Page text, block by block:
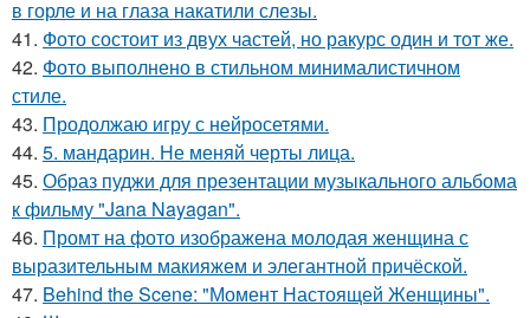
в горле и на глаза накатили слезы.
41. Фото состоит из двух частей, но ракурс один и тот же.
42. Фото выполнено в стильном минималистичном
стиле.
43. Продолжаю игру с нейросетями.
44. 5. мандарин. Не меняй черты лица.
45. Образ пуджи для презентации музыкального альбома
к фильму "Jana Nayagan".
46. Промт на фото изображена молодая женщина с
выразительным макияжем и элегантной причёской.
47. Behind the Scene: "Момент Настоящей Женщины".